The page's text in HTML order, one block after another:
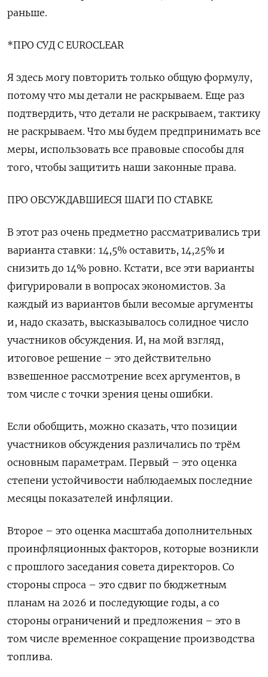
раньше.
*ПРО СУД С ​EUROCLEAR
Я здесь ⁠могу повторить только общую формулу,
потому что мы детали не раскрываем. Еще раз
подтвердить, что детали не раскрываем, тактику
не раскрываем. Что мы будем предпринимать все
меры, использовать ‌все правовые способы для
того, чтобы защитить наши законные права.
ПРО ОБСУЖДАВШИЕСЯ ШАГИ ПО СТАВКЕ
В этот ‌раз очень предметно рассматривались три
варианта ставки: 14,5% оставить, 14,25% и
снизить до 14% ровно. Кстати, все эти варианты
фигурировали в вопросах экономистов. За
каждый из вариантов были весомые аргументы
и, надо сказать, высказывалось солидное число
участников ​обсуждения. И, на мой взгляд,
итоговое решение – это действительно
взвешенное рассмотрение всех аргументов, в
том числе с точки зрения цены ошибки.
Если обобщить, можно сказать, что позиции
участников обсуждения различались по трём
основным параметрам. Первый – ‌это оценка
степени устойчивости наблюдаемых последние
месяцы показателей инфляции.
Второе – это оценка масштаба дополнительных
проинфляционных факторов, которые возникли
с прошлого заседания совета директоров. Со
стороны спроса – это сдвиг по бюджетным
планам на 2026 и последующие годы, ​а со
стороны ограничений и предложения – это в
том числе временное сокращение производства
топлива.